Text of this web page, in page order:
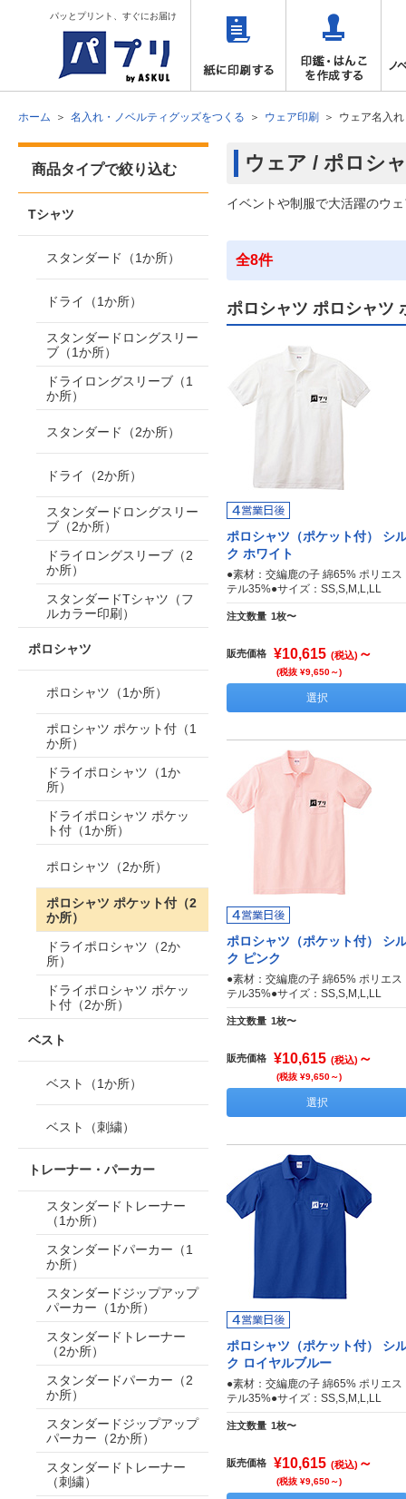
パッとプリント、すぐにお届け
ホーム 名入れ・ノベルティグッズをつくる ウェア印刷 ウェア名入
ウェア / ポロシ
イベントや制服で大活躍のウ
全8件
ポロシャツ ポロシャツ
ポロシャツ（ポケット付） シ
ク ホワイト
●素材：交編鹿の子 綿65% ポリエス
テル35%●サイズ：SS,S,M,L,LL
注文数量 1枚〜
販売価格 ¥10,615 (税込) ～
(税抜 ¥9,650～)
選択
ポロシャツ（ポケット付） シ
ク ピンク
●素材：交編鹿の子 綿65% ポリエス
テル35%●サイズ：SS,S,M,L,LL
注文数量 1枚〜
販売価格 ¥10,615 (税込) ～
(税抜 ¥9,650～)
選択
ポロシャツ（ポケット付） シ
ク ロイヤルブルー
●素材：交編鹿の子 綿65% ポリエス
テル35%●サイズ：SS,S,M,L,LL
注文数量 1枚〜
販売価格 ¥10,615 (税込) ～
(税抜 ¥9,650～)
商品タイプで絞り込む
Tシャツ
スタンダード（1か所）
ドライ（1か所）
スタンダードロングスリー
ブ（1か所）
ドライロングスリーブ（1
か所）
スタンダード（2か所）
ドライ（2か所）
スタンダードロングスリー
ブ（2か所）
ドライロングスリーブ（2
か所）
スタンダードTシャツ（フ
ルカラー印刷）
ポロシャツ
ポロシャツ（1か所）
ポロシャツ ポケット付（1
か所）
ドライポロシャツ（1か
所）
ドライポロシャツ ポケッ
ト付（1か所）
ポロシャツ（2か所）
ポロシャツ ポケット付（2
か所）
ドライポロシャツ（2か
所）
ドライポロシャツ ポケッ
ト付（2か所）
ベスト
ベスト（1か所）
ベスト（刺繍）
トレーナー・パーカー
スタンダードトレーナー
（1か所）
スタンダードパーカー（1
か所）
スタンダードジップアップ
パーカー（1か所）
スタンダードトレーナー
（2か所）
スタンダードパーカー（2
か所）
スタンダードジップアップ
パーカー（2か所）
スタンダードトレーナー
（刺繍）